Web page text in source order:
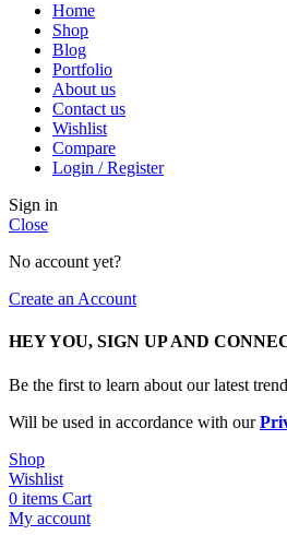
Home
Shop
Blog
Portfolio
About us
Contact us
Wishlist
Compare
Login / Register
Sign in
Close
No account yet?
Create an Account
HEY YOU, SIGN UP AND
Be the first to learn about our latest
Will be used in accordance with our
Shop
Wishlist
0 items Cart
My account